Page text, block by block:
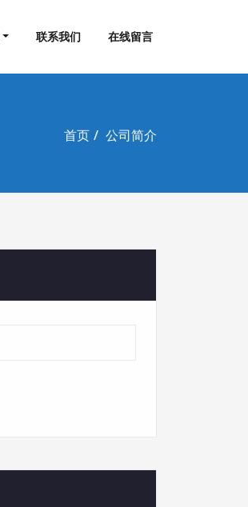
联系我们 在线留言
首页 公司简介